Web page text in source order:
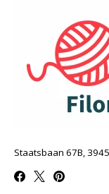
Staatsbaan 67B,